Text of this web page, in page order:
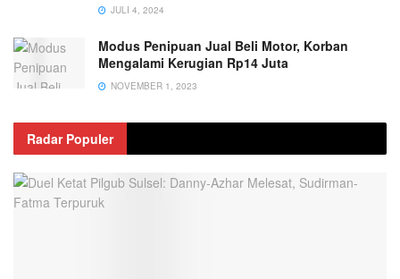
JULI 4, 2024
Modus Penipuan Jual Beli Motor, Korban
Mengalami Kerugian Rp14 Juta
NOVEMBER 1, 2023
Radar Populer